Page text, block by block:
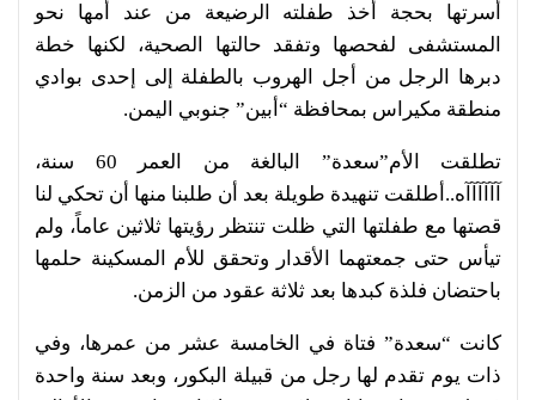
أسرتها بحجة أخذ طفلته الرضيعة من عند أمها نحو
المستشفى لفحصها وتفقد حالتها الصحية، لكنها خطة
دبرها الرجل من أجل الهروب بالطفلة إلى إحدى بوادي
منطقة مكيراس بمحافظة “أبين” جنوبي اليمن.
تطلقت الأم”سعدة” البالغة من العمر 60 سنة،
آآآآآآه..أطلقت تنهيدة طويلة بعد أن طلبنا منها أن تحكي لنا
قصتها مع طفلتها التي ظلت تنتظر رؤيتها ثلاثين عاماً، ولم
تيأس حتى جمعتهما الأقدار وتحقق للأم المسكينة حلمها
باحتضان فلذة كبدها بعد ثلاثة عقود من الزمن.
كانت “سعدة” فتاة في الخامسة عشر من عمرها، وفي
ذات يوم تقدم لها رجل من قبيلة البكور، وبعد سنة واحدة